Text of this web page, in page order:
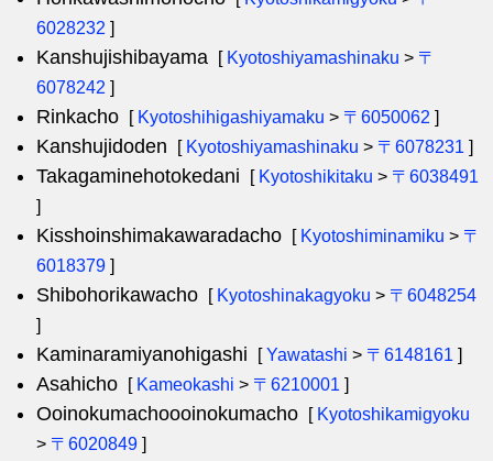
6028232 ]
Kanshujishibayama [ Kyotoshiyamashinaku > 〒
6078242 ]
Rinkacho [ Kyotoshihigashiyamaku > 〒6050062 ]
Kanshujidoden [ Kyotoshiyamashinaku > 〒6078231 ]
Takagaminehotokedani [ Kyotoshikitaku > 〒6038491
]
Kisshoinshimakawaradacho [ Kyotoshiminamiku > 〒
6018379 ]
Shibohorikawacho [ Kyotoshinakagyoku > 〒6048254
]
Kaminaramiyanohigashi [Yawatashi > 〒6148161 ]
Asahicho [ Kameokashi > 〒6210001 ]
Ooinokumachoooinokumacho [ Kyotoshikamigyoku
> 〒6020849 ]